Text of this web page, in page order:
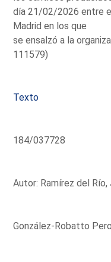
día 21/02/2026 entre
Madrid en los que
se ensalzó a la
111579)
Texto
184/037728
Autor: Ramírez del Río,
González-Robatto